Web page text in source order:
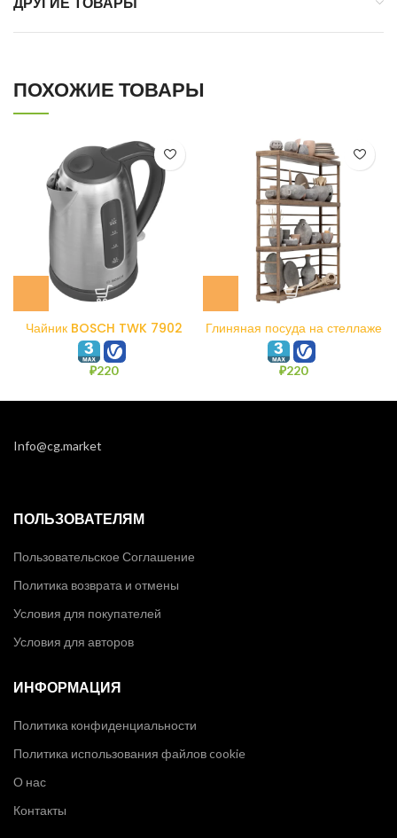
ПОХОЖИЕ ТОВАРЫ
Чайник BOSCH TWK 7902
₽220
Глиняная посуда на стеллаже
N4
₽220
Info@cg.market
ПОЛЬЗОВАТЕЛЯМ
Пользовательское Соглашение
Политика возврата и отмены
Условия для покупателей
Условия для авторов
ИНФОРМАЦИЯ
Политика конфиденциальности
Политика использования файлов cookie
О нас
Контакты